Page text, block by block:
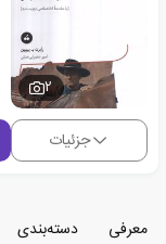
2
جزئیات
معرفی دسته‌بندی